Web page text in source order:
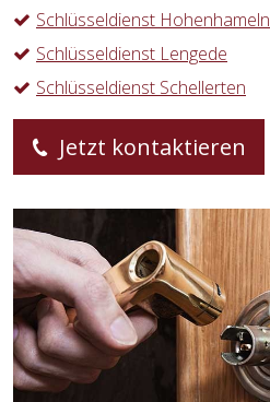
Schlüsseldienst Hohenhameln
Schlüsseldienst Lengede
Schlüsseldienst Schellerten
Jetzt kontaktieren